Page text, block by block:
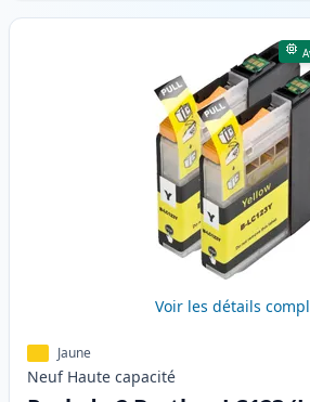
Voir les détails
Jaune
Neuf Haute capacité